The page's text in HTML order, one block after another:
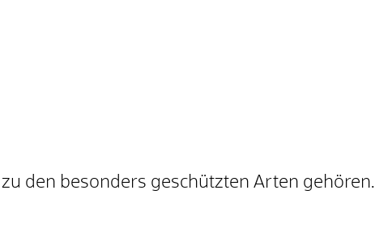
den besonders geschützten Arten gehören.